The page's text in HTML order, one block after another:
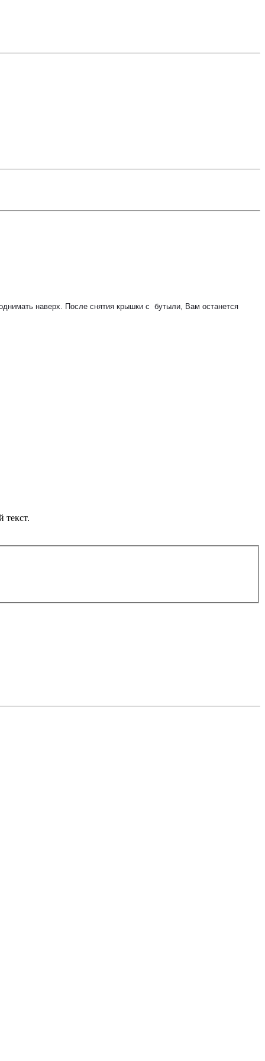
наверх. После снятия крышки с бутыли, Вам останется
текст.